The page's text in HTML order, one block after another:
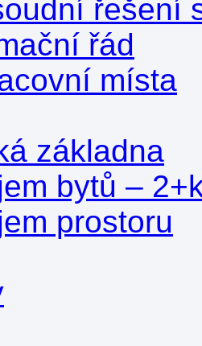
řešení
řád
místa
základna
bytů –
prostoru